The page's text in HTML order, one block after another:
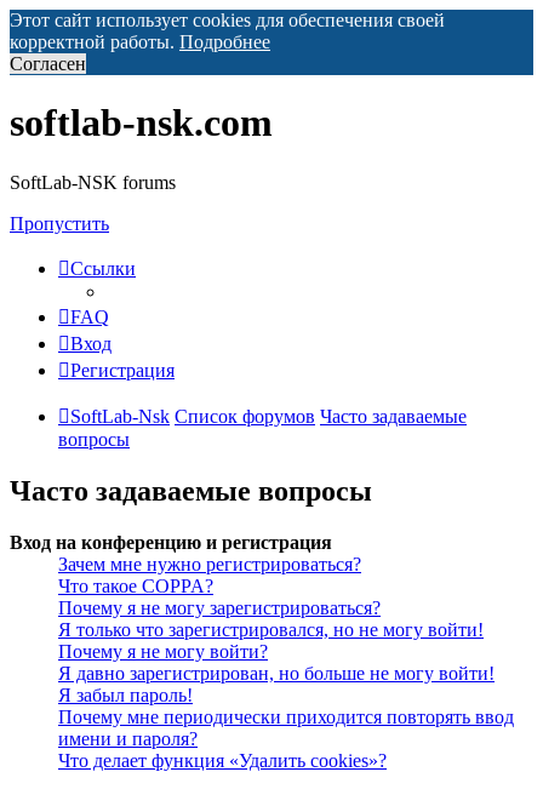
Этот сайт использует cookies для обеспечения своей
корректной работы. Подробнее
Согласен
softlab-nsk.com
SoftLab-NSK forums
Пропустить
Ссылки
FAQ
Вход
Регистрация
SoftLab-Nsk Список форумов Часто задаваемые
вопросы
Часто задаваемые вопросы
Вход на конференцию и регистрация
Зачем мне нужно регистрироваться?
Что такое COPPA?
Почему я не могу зарегистрироваться?
Я только что зарегистрировался, но не могу войти!
Почему я не могу войти?
Я давно зарегистрирован, но больше не могу войти!
Я забыл пароль!
Почему мне периодически приходится повторять ввод
имени и пароля?
Что делает функция «Удалить cookies»?